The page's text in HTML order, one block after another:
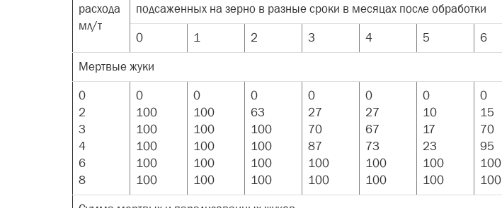
расхода
мл/т
подсаженных на зерно в разные сроки в месяцах после обработки
0
1 2 3 4 5 6
Мертвые жуки
0
2
3
4
6
8
0
100
100
100
100
100
0
100
100
100
100
100
0
63
100
100
100
100
0
27
70
87
100
100
0
27
67
73
100
100
0
10
17
23
100
100
0
15
70
95
100
100